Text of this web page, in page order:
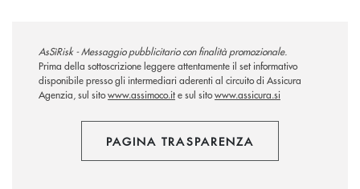
AsSìRisk - Messaggio pubblicitario con finalità promozionale.
Prima della sottoscrizione leggere attentamente il set informativo
disponibile presso gli intermediari aderenti al circuito di Assicura
Agenzia, sul sitowww.assimoco.ite sul sitowww.assicura.si
PAGINA TRASPARENZA